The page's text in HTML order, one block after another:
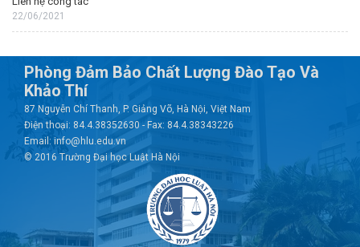
22/06/2021
Phòng Đảm Bảo Chất Lượng Đào Tạo Và
Khảo Thí
87 Nguyễn Chí Thanh, P. Giảng Võ, Hà Nội, Việt Nam
Điện thoại: 84.4.38352630 - Fax: 84.4.38343226
Email: info@hlu.edu.vn
© 2016 Trường Đại học Luật Hà Nội